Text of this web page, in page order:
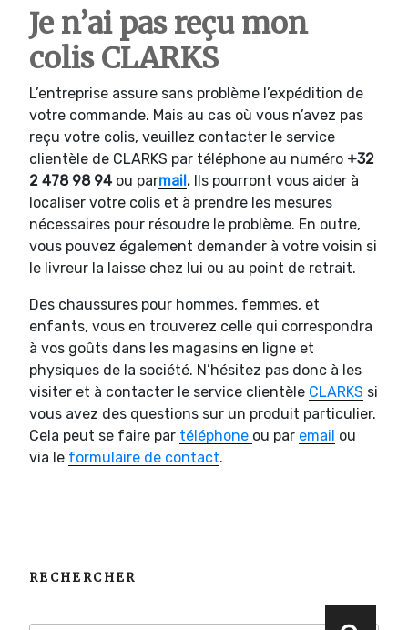
Je n’ai pas reçu mon
colis CLARKS
L’entreprise assure sans problème l’expédition de
votre commande. Mais au cas où vous n’avez pas
reçu votre colis, veuillez contacter le service
clientèle de CLARKS par téléphone au numéro +32
2 478 98 94ou parmail. Ils pourront vous aider à
localiser votre colis et à prendre les mesures
nécessaires pour résoudre le problème. En outre,
vous pouvez également demander à votre voisin si
le livreur la laisse chez lui ou au point de retrait.
Des chaussures pour hommes, femmes, et
enfants, vous en trouverez celle qui correspondra
à vos goûts dans les magasins en ligne et
physiques de la société. N’hésitez pas donc à les
visiter et à contacter le service clientèle CLARKS si
vous avez des questions sur un produit particulier.
Cela peut se faire par téléphone ou par email ou
via le formulaire de contact.
RECHERCHER
Recherche